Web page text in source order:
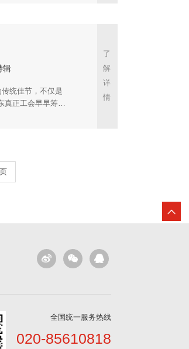
辑
统佳节，不仅是
真正工会早早筹
了
解
详
情
全国统一服务热线
020-85610818